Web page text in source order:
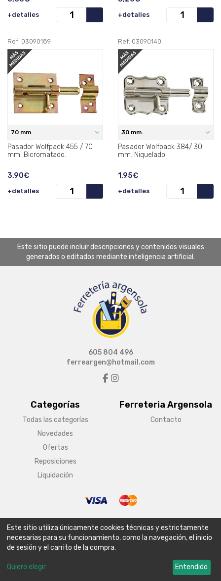
+detalles +detalles
Ref: 03090189
70 mm.
Pasador Wolfpack 455 / 70
mm. Bicromatado.
3,90€
+detalles
Ref: 03090140
30 mm.
Pasador Wolfpack 384/ 30
mm. Niquelado.
1,95€
+detalles
Este sitio puede incluir descripciones y contenidos visuales
generados o editados mediante inteligencia artificial.
Categorías
Todas las categorías
Novedades
Ofertas
Reposiciones
Liquidación
Ferreteria Argensola
Contacto
605 804 496
ferreargen@hotmail.com
Aviso legal Condiciones generales de venta
Política de envío
Política de privacidad
Política de cookies
Este sitio utiliza únicamente cookies técnicas y estrictamente
necesarias para su funcionamiento, como la navegación, el inicio
de sesión y el carrito de la compra.
Quiero elegir Entendido